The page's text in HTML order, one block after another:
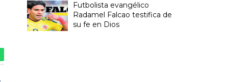
Futbolista evangélico
Radamel Falcao testifica de
su fe en Dios